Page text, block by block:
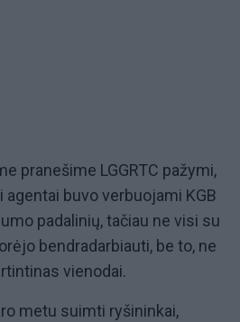
pranešime LGGRTC pažymi,
agentai buvo verbuojami KGB
padalinių, tačiau ne visi su
bendradarbiauti, be to, ne
vienodai.
metu suimti ryšininkai,